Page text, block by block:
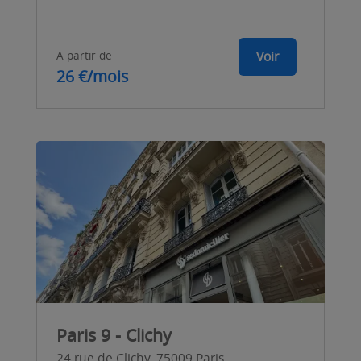
A partir de
26 €/mois
Voir
Paris 9 - Clichy